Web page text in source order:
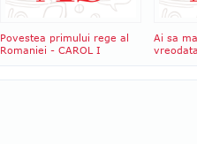
Povestea primului rege al
Romaniei - CAROL I
Ai sa